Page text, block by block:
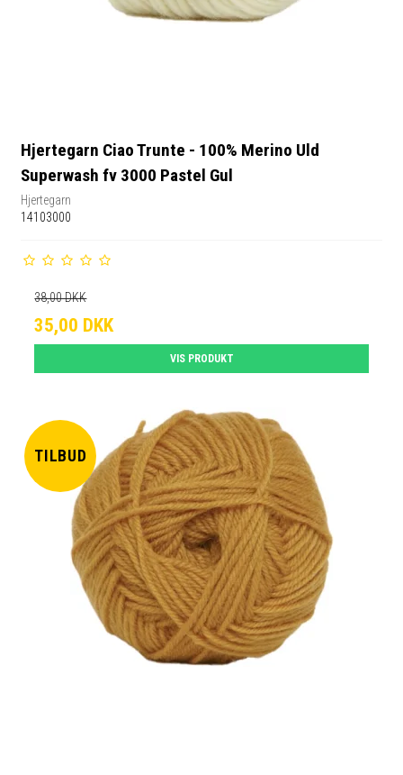
Hjertegarn Ciao Trunte - 100% Merino Uld
Superwash fv 3000 Pastel Gul
Hjertegarn
14103000
38,00 DKK
35,00 DKK
VIS PRODUKT
TILBUD